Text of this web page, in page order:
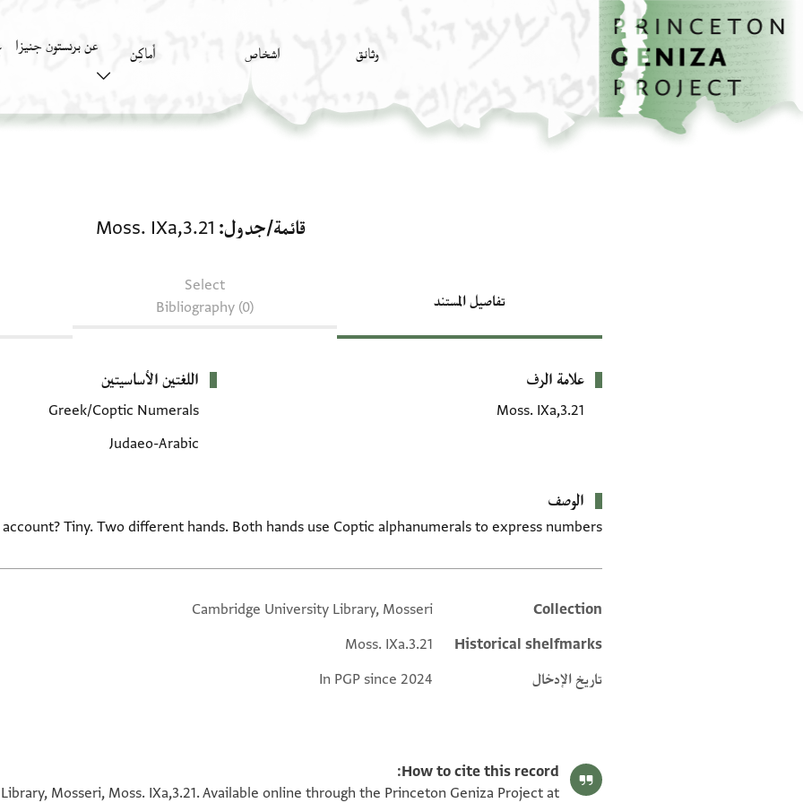
تخطي إلى المحتوى الرئيسي
الصفحة الرئيسية
وثائق اشخاص أَماكِن عن برنستون جنيزا
قائمة/جدول Moss. IXa,3.21
تفاصيل المستند
Select
Bibliography (0)
بيانات التعريف
علامة الرف
Moss. IXa,3.21
اللغتين الأساسيتين
Greek/Coptic Numerals
Judaeo-Arabic
الوصف
Tiny. Two different hands. Both hands use Coptic alphanumerals to express numbers.
Additional metadata
Collection
Cambridge University Library, Mosseri
Historical shelfmarks
Moss. IXa.3.21
تاريخ الإدخال
In PGP since 2024
How to cite this record:
Mosseri, Moss. IXa,3.21. Available online through the Princeton Geniza Project at